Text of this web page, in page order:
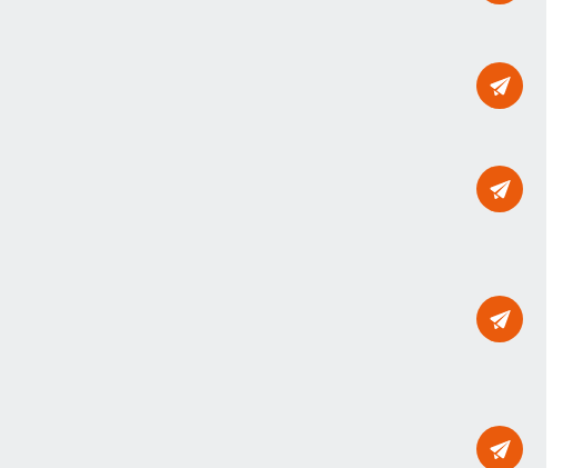
Mailto
Mailto
Mailto
Mailto